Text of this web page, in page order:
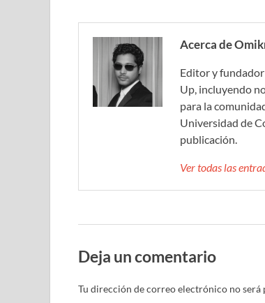
Acerca de
Editor y
Up, incluyendo
para la
Universidad de
publicación.
Ver todas las
Deja un comentario
Tu dirección de correo electrónico no será